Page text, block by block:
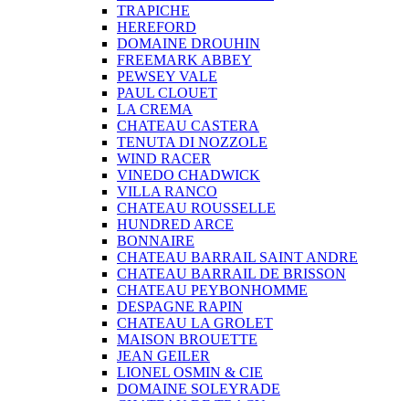
TRAPICHE
HEREFORD
DOMAINE DROUHIN
FREEMARK ABBEY
PEWSEY VALE
PAUL CLOUET
LA CREMA
CHATEAU CASTERA
TENUTA DI NOZZOLE
WIND RACER
VINEDO CHADWICK
VILLA RANCO
CHATEAU ROUSSELLE
HUNDRED ARCE
BONNAIRE
CHATEAU BARRAIL SAINT ANDRE
CHATEAU BARRAIL DE BRISSON
CHATEAU PEYBONHOMME
DESPAGNE RAPIN
CHATEAU LA GROLET
MAISON BROUETTE
JEAN GEILER
LIONEL OSMIN & CIE
DOMAINE SOLEYRADE